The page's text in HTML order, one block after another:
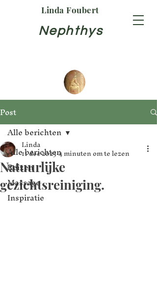
Nephthys
Linda Foubert
Post
Alle berichten
Reizen
Massage
Inspiratie
Alle berichten
Natuurlijke
gezichtsreiniging.
Linda
11 dec 20234 minuten om te lezen